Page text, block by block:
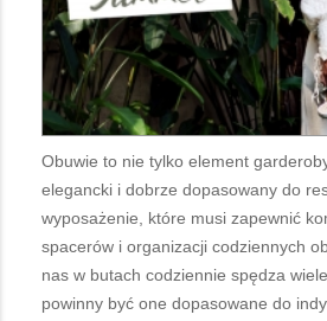
Obuwie to nie tylko element
elegancki i dobrze dopasowany do
wyposażenie, które musi zapewnić
spacerów i organizacji codziennych
nas w butach codziennie spędza
powinny być one dopasowane do